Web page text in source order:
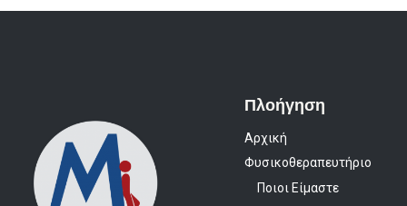
Πλοήγηση
Αρχική
Φυσικοθεραπευτήριο
Ποιοι Είμαστε